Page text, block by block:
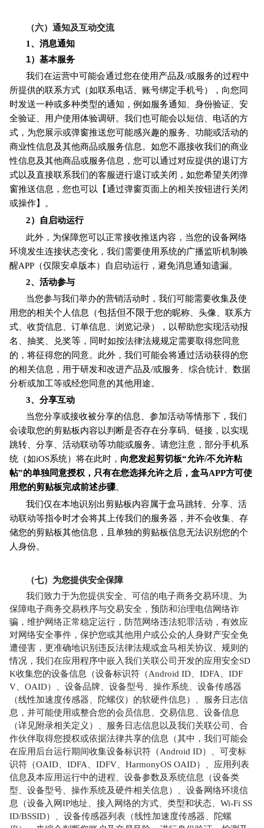
（六）通知及互动交流
1 、消息通知
1）基本服务
我们在运营中可能会通过您在使用产品及/或服务的过程中
所提供的联系方式（如联系电话、账号绑定手机号），向您同
时发送一种或多种类型的通知，例如服务通知、身份验证、安
全验证、用户使用体验调研。我们也可能会以短信、电话的方
式，为您展示或弹窗推送您可能感兴趣的服务、功能或活动的
商业性信息及其他商品或服务信息。如您不愿接收我们的商业
性信息及其他商品或服务信息，您可以通过对应提供的退订方
式以及直接联系我们的客服进行退订或关闭，如您希望关闭弹
窗推送信息，您也可以【通过弹窗页面上的相关按钮进行关闭
或操作】。
2）自启动运行
此外，为保障您可以正常接收推送内容，当您的设备网络
环境发生连接状态变化，我们需要使用系统的广播监听机制唤
醒APP（仅限安卓版本）自启动运行，避免消息通知遗漏。
2、活动参与
当您参与我们举办的营销活动时，我们可能需要收集及使
用您的相关个人信息（包括但不限于您的昵称、头像、联系方
式、收货信息、订单信息、浏览记录），以帮助您实现活动报
名、抽奖、兑奖等 ，同时如按法律法规规定需要取得您同意
的，将征得您的同意。此外，我们可能会将通过活动获得的您
的相关信息，用于研发和改进产品及/或服务、综合统计、数据
分析或加工等或经您同意的其他用途。
3、分享互动
当您分享或接收被分享的信息、参加活动等情形下，我们
会读取您的剪贴板内容以判断是否存在分享码、链接，以实现
跳转、分享、活动联动等功能或服务。请您注意，部分手机系
统（如iOS系统）将在此时， 向您发起剪切板“允许/不允许粘
帖”的单独同意授权，只有在您选择允许之后，盒马APP方可使
用您的剪贴板完成前述步骤。
我们仅在本地识别出剪贴板内容属于盒马跳转、分享、活
动联动等指令时才会将其上传我们的服务器，并不会收集、存
储您的剪贴板其他信息，且单独的剪贴板信息无法识别您的个
人身份。
（七）为您提供安全保障
我们致力于为您提供安全、可信的电子商务交易环境。为
保障电子商务交易秩序与交易安全，预防和治理电信网络诈
骗，维护网络正常稳定运行，防范网络违法犯罪活动，有效应
对网络安全事件，保护您或其他用户或公众的人身财产安全免
遭侵害，更准确地识别违反法律法规或盒马相关协议、规则的
情况，我们在应用程序中嵌入我们关联公司开发的应用安全SD
K收集您的设备信息
（设备标识符（Android ID、IDFA、IDF
V、OAID）、设备品牌、设备型号、操作系统、设备传感器
（线性加速度传感器、陀螺仪）的软硬件信息 ）
、服务日志信
息，并可能使用或整合您的会员信息、交易信息、设备信息
（详见附录相关定义）、服务日志信息以及我们关联公司、合
作伙伴取得您授权或依据法律共享的信息（其中，我们可能会
在应用后台运行期间收集设备标识符（Android ID）、可变标
识符（OAID、IDFA、IDFV、HarmonyOS OAID）、应用列表
信息及本应用运行中的进程、设备参数及系统信息（设备类
型、设备型号、操作系统及硬件相关信息）、设备网络环境信
息（设备入网IP地址、接入网络的方式、类型和状态、Wi-Fi SS
ID/BSSID）、设备传感器列表（线性加速度传感器、陀螺